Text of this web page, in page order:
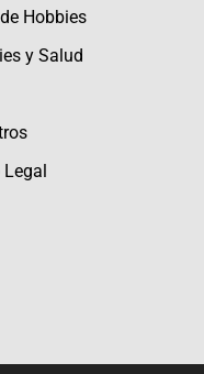
Hobbies
y Salud